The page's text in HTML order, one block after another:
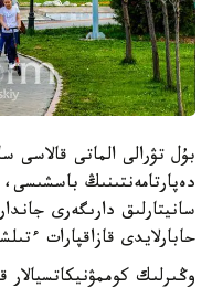
بۇل تۋرالى الماتى قالاسى
دەپارتامەنتىنىڭ
سانيتارلىق دارىگەرى
حابارلايدى قازاقپارات
وڭىرلىك